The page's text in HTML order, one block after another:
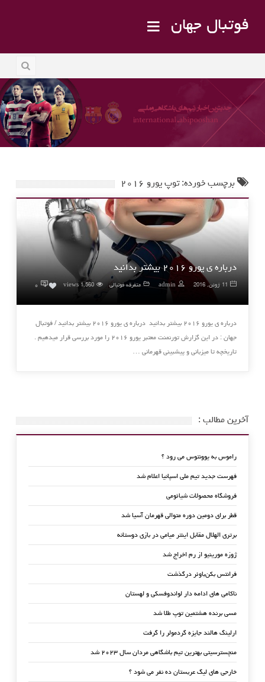
فوتبال جهان
برچسب خورده: توپ یورو ۲۰۱۶
درباره ی یورو ۲۰۱۶ بیشتر بدانید
11 ژوئن, 2016 admin متفرقه فوتبالی 1,560 views
0 ۰
درباره ی یورو ۲۰۱۶ بیشتر بدانید درباره ی یورو ۲۰۱۶ بیشتر بدانید / فوتبال
جهان : در این گزارش تورنمنت معتبر یورو ۲۰۱۶ را مورد بررسی قرار میدهیم .
تاریخچه تا میزبانی و پیشبینی قهرمانی …
آخرین مطالب :
راموس به یوونتوس می رود ؟
فهرست جدید تیم ملی اسپانیا اعلام شد
فروشگاه محصولات شیائومی
قطر برای دومین دوره متوالی قهرمان آسیا شد
برتری الهلال مقابل اینتر میامی در بازی دوستانه
ژوزه مورینیو از رم اخراج شد
فرانتس بکن‌باوئر درگذشت
ناکامی های ادامه دار لواندوفسکی و لهستان
مسی برنده هشتمین توپ طلا شد
ارلینگ هالند جایزه گردمولر را گرفت
منچسترسیتی بهترین تیم باشگاهی مردان سال ۲۰۲۳ شد
خارجی های لیگ عربستان ده نفر می شود ؟